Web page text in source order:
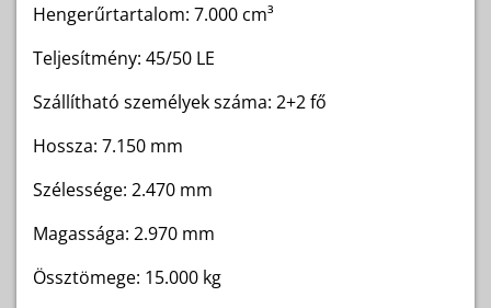
Hengerűrtartalom: 7.000 cm³
Teljesítmény: 45/50 LE
Szállítható személyek száma: 2+2 fő
Hossza: 7.150 mm
Szélessége: 2.470 mm
Magassága: 2.970 mm
Össztömege: 15.000 kg